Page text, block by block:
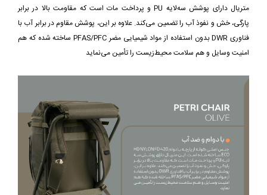
متریال دارای پوشش سه‌لایه PU و پرداخت مات است که مقاومت بالا در برابر
پارگی، خش و نفوذ آب را تضمین می‌کند. علاوه بر این، پوشش مقاوم در برابر آب با
فناوری DWR بدون استفاده از مواد شیمیایی مضر PFAS/PFC ساخته شده که هم
امنیت وسایل و هم سلامت محیط‌زیست را تأمین می‌نماید